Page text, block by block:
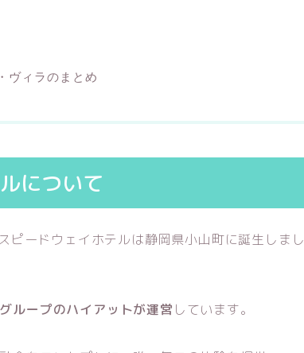
ヴィラのまとめ
について
ードウェイホテルは静岡県小山町に誕生しまし
ループのハイアットが運営 しています。